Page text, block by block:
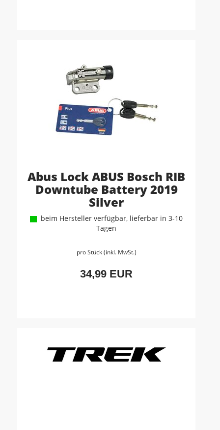
Abus Lock ABUS Bosch RIB
Downtube Battery 2019
Silver
beim Hersteller verfügbar, lieferbar in 3-10
Tagen
pro Stück (inkl. MwSt.)
34,99 EUR